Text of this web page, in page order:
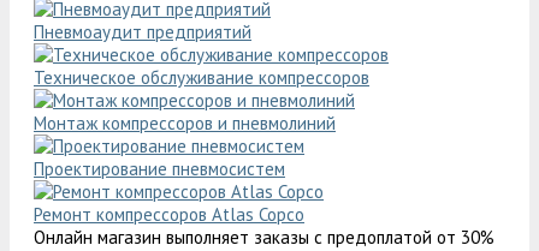
Пневмоаудит предприятий
Техническое обслуживание компрессоров
Монтаж компрессоров и пневмолиний
Проектирование пневмосистем
Ремонт компрессоров Atlas Copco
Онлайн магазин выполняет заказы с предоплатой от 30%